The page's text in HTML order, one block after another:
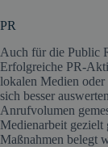
PR
Auch für die Public
Erfolgreiche PR-
lokalen Medien oder
sich besser
Anrufvolumen
Medienarbeit gezielt
Maßnahmen belegt